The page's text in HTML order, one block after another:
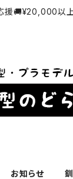
援🚚¥20,000以
お知らせ